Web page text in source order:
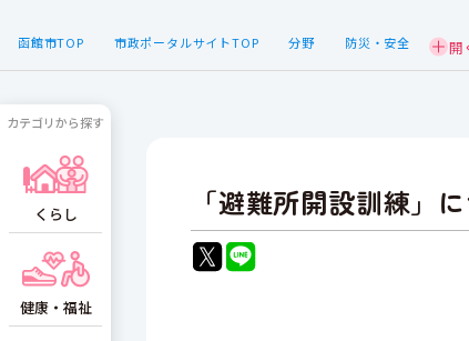
函館市TOP 市政ポータルサイトTOP 分野 防災・安全
「避難所開設訓練」
カテゴリから探す
くらし
健康・福祉